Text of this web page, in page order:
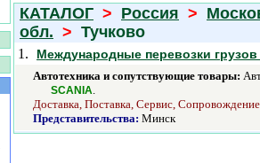
КАТАЛОГ > Россия >
обл. > Тучково
1. Международные перевозки
Автотехника и сопутствующие товары:
SCANIA.
Доставка, Поставка, Сервис,
Представительства: Минск